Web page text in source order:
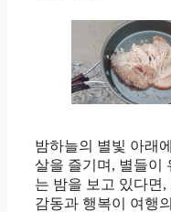
밤하늘의 별빛 아래
살을 즐기며, 별들이
는 밤을 보고 있다면,
감동과 행복이 여행